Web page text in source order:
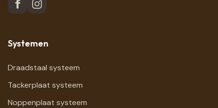
Systemen
Draadstaal systeem
Tackerplaat systeem
Noppenplaat systeem